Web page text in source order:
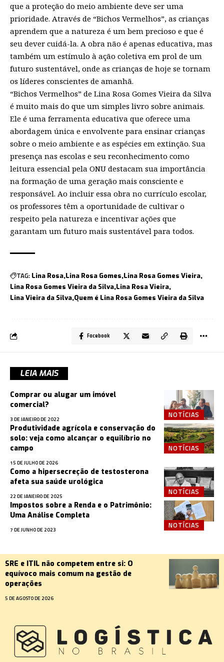
que a proteção do meio ambiente deve ser uma
prioridade. Através de “Bichos Vermelhos”, as crianças
aprendem que a natureza é um bem precioso e que é
seu dever cuidá-la. A obra não é apenas educativa, mas
também um estímulo à ação coletiva em prol de um
futuro sustentável, onde as crianças de hoje se tornam
os líderes conscientes de amanhã.
“Bichos Vermelhos” de Lina Rosa Gomes Vieira da Silva
é muito mais do que um simples livro sobre animais.
Ele é uma ferramenta educativa que oferece uma
abordagem única e envolvente para ensinar crianças
sobre o meio ambiente e as espécies em extinção. Sua
presença nas escolas e seu reconhecimento como
leitura essencial pela ONU destacam sua importância
na formação de uma geração mais consciente e
responsável. Ao incluir essa obra no currículo escolar,
os professores têm a oportunidade de cultivar o
respeito pela natureza e incentivar ações que
garantam um futuro mais sustentável para todos.
TAG: Lina Rosa Lina Rosa Gomes Lina Rosa Gomes Vieira
Lina Rosa Gomes Vieira da Silva Lina Rosa Vieira
Lina Vieira da Silva Quem é Lina Rosa Gomes Vieira da Silva
Facebook
LEIA MAIS
NOTÍCIAS
Comprar ou alugar um imóvel
comercial?
3 DE JANEIRO DE 2022
NOTÍCIAS
Produtividade agrícola e conservação do
solo: veja como alcançar o equilíbrio no
campo
15 DE JULHO DE 2026
NOTÍCIAS
Como a hipersecreção de testosterona
afeta sua saúde urológica
22 DE JANEIRO DE 2025
NOTÍCIAS
Impostos sobre a Renda e o Patrimônio:
Uma Análise Completa
7 DE JUNHO DE 2023
SRE e ITIL não competem entre si: O
equívoco mais comum na gestão de
operações
5 DE AGOSTO DE 2026